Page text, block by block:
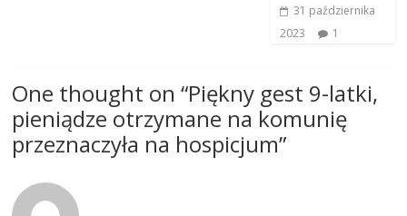
31 października
2023
1
One thought on “Piękny gest 9-latki,
pieniądze otrzymane na komunię
przeznaczyła na hospicjum”